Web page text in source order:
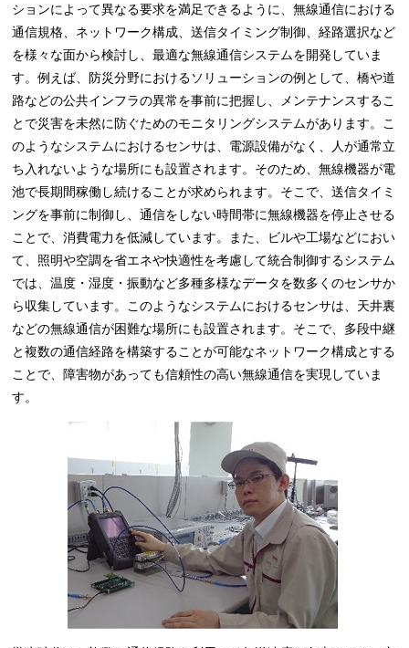
ションによって異なる要求を満足できるように、無線通信における
通信規格、ネットワーク構成、送信タイミング制御、経路選択など
を様々な面から検討し、最適な無線通信システムを開発していま
す。例えば、防災分野におけるソリューションの例として、橋や道
路などの公共インフラの異常を事前に把握し、メンテナンスするこ
とで災害を未然に防ぐためのモニタリングシステムがあります。こ
のようなシステムにおけるセンサは、電源設備がなく、人が通常立
ち入れないような場所にも設置されます。そのため、無線機器が電
池で長期間稼働し続けることが求められます。そこで、送信タイミ
ングを事前に制御し、通信をしない時間帯に無線機器を停止させる
ことで、消費電力を低減しています。また、ビルや工場などにおい
て、照明や空調を省エネや快適性を考慮して統合制御するシステム
では、温度・湿度・振動など多種多様なデータを数多くのセンサか
ら収集しています。このようなシステムにおけるセンサは、天井裏
などの無線通信が困難な場所にも設置されます。そこで、多段中継
と複数の通信経路を構築することが可能なネットワーク構成とする
ことで、障害物があっても信頼性の高い無線通信を実現していま
す。